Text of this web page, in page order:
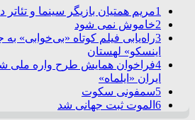
1مریم همتیان بازیگر سینما و
2خاموش نمی شود
3راه‌یابی فیلم کوتاه «بی‌خوابی» به
اینسکو» لهستان
4فراخوان همایش طرح واره ملی
ایران «ایلماه»
5سمفونی سکوت
6 الموت ثبت جهانی شد